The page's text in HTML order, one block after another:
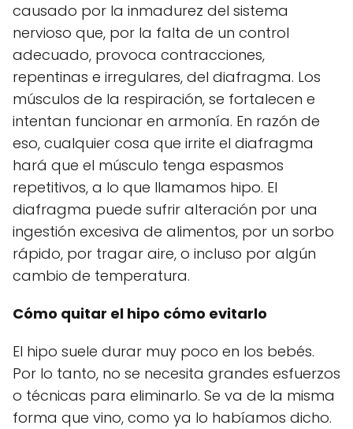
causado por la inmadurez del sistema
nervioso que, por la falta de un control
adecuado, provoca contracciones,
repentinas e irregulares, del diafragma. Los
músculos de la respiración, se fortalecen e
intentan funcionar en armonía. En razón de
eso, cualquier cosa que irrite el diafragma
hará que el músculo tenga espasmos
repetitivos, a lo que llamamos hipo. El
diafragma puede sufrir alteración por una
ingestión excesiva de alimentos, por un sorbo
rápido, por tragar aire, o incluso por algún
cambio de temperatura.
Cómo quitar el hipo cómo evitarlo
El hipo suele durar muy poco en los bebés.
Por lo tanto, no se necesita grandes esfuerzos
o técnicas para eliminarlo. Se va de la misma
forma que vino, como ya lo habíamos dicho.